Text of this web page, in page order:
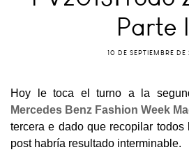
Parte
10 DE SEPTIEMBRE DE
Hoy le toca el turno a la
Mercedes Benz Fashion Week
tercera e dado que recopilar
post habría resultado interminable.